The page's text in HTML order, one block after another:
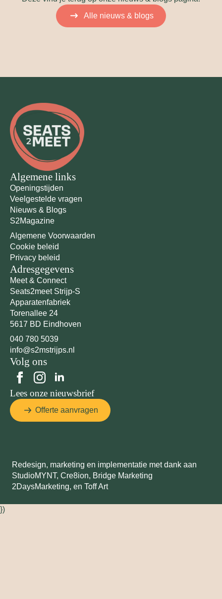
Alle nieuws & blogs
Algemene links
Openingstijden
Veelgestelde vragen
Nieuws & Blogs
S2Magazine
Algemene Voorwaarden
Cookie beleid
Privacy beleid
Adresgegevens
Meet & Connect
Seats2meet Strijp-S
Apparatenfabriek
Torenallee 24
5617 BD Eindhoven
040 780 5039
info@s2mstrijps.nl
Volg ons
Lees onze nieuwsbrief
Offerte aanvragen
Redesign, marketing en implementatie met dank aan
StudioMYNT, Cre8ion, Bridge Marketing
2DaysMarketing, en Toff Art
})